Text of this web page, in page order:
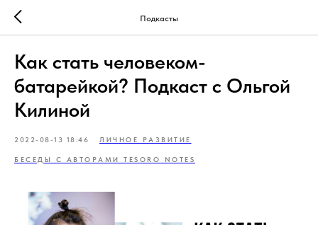
Подкасты
Как стать человеком-
батарейкой? Подкаст с Ольгой
Килиной
2022-08-13 18:46 ЛИЧНОЕ РАЗВИТИЕ
БЕСЕДЫ С АВТОРАМИ TESORO NOTES